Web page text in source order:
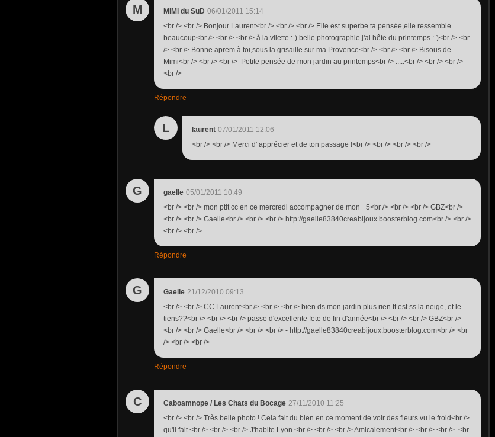
M MiMi du SuD 06/01/2011 15:14
<br /> <br /> Bonjour Laurent<br /> <br /> <br /> Elle est superbe ta pensée,elle ressemble
beaucoup<br /> <br /> <br /> à la vilette :-) belle photographie,j'ai hête du printemps :-)<br /> <br
/> <br /> Bonne aprem à toi,sous la grisaille sur ma Provence<br /> <br /> <br /> Bisous de
Mimi<br /> <br /> <br /> Petite pensée de mon jardin au printemps<br /> .....<br /> <br /> <br />
<br />
Répondre
L laurent 07/01/2011 12:06
<br /> <br /> Merci d' apprécier et de ton passage !<br /> <br /> <br /> <br />
G gaelle 05/01/2011 10:49
<br /> <br /> mon ptit cc en ce mercredi accompagner de mon +5<br /> <br /> <br /> GBZ<br />
<br /> <br /> Gaelle<br /> <br /> <br /> http://gaelle83840creabijoux.boosterblog.com<br /> <br />
<br /> <br />
Répondre
G Gaelle 21/12/2010 09:13
<br /> <br /> CC Laurent<br /> <br /> <br /> bien ds mon jardin plus rien tt est ss la neige, et le
tiens??<br /> <br /> <br /> passe d'excellente fete de fin d'année<br /> <br /> <br /> GBZ<br />
<br /> <br /> Gaelle<br /> <br /> <br /> - http://gaelle83840creabijoux.boosterblog.com<br /> <br
/> <br /> <br />
Répondre
C Caboamnope / Les Chats du Bocage 27/11/2010 11:25
<br /> <br /> Très belle photo ! Cela fait du bien en ce moment de voir des fleurs vu le froid<br />
qu'il fait.<br /> <br /> <br /> J'habite Lyon.<br /> <br /> <br /> Amicalement<br /> <br /> <br /> <br